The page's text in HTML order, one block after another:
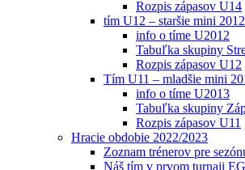
Rozpis zápasov U14
tím U12 – staršie mini 2012
info o tíme U2012
Tabuľka skupiny
Rozpis zápasov U12
Tím U11 – mladšie mini
info o tíme U2013
Tabuľka skupiny
Rozpis zápasov U11
Hracie obdobie 2022/2023
Zoznam trénerov pre
Náš tím v prvom turnaji